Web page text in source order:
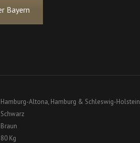
Bayern
Hamburg-Altona, Hamburg & Schleswig-Holstein
Schwarz
Braun
80 Kg